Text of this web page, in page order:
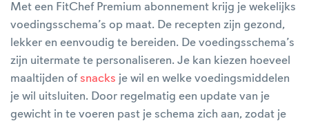
Met een FitChef Premium abonnement krijg je wekelijks
voedingsschema’s op maat. De recepten zijn gezond,
lekker en eenvoudig te bereiden. De voedingsschema’s
zijn uitermate te personaliseren. Je kan kiezen hoeveel
maaltijden ofsnacks je wil en welke voedingsmiddelen
je wil uitsluiten. Door regelmatig een update van je
gewicht in te voeren past je schema zich aan, zodat je